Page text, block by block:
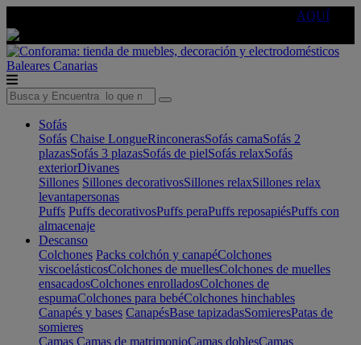
AQUÍ
Baleares Canarias
Sofás
Sofás Chaise LongueRinconerasSofás camaSofás 2
plazasSofás 3 plazasSofás de pielSofás relaxSofás
exteriorDivanes
Sillones Sillones decorativosSillones relaxSillones relax
levantapersonas
Puffs Puffs decorativosPuffs peraPuffs reposapiésPuffs con
almacenaje
Descanso
Colchones Packs colchón y canapéColchones
viscoelásticosColchones de muellesColchones de muelles
ensacadosColchones enrolladosColchones de
espumaColchones para bebéColchones hinchables
Canapés y bases CanapésBase tapizadasSomieresPatas de
somieres
Camas Camas de matrimonioCamas doblesCamas